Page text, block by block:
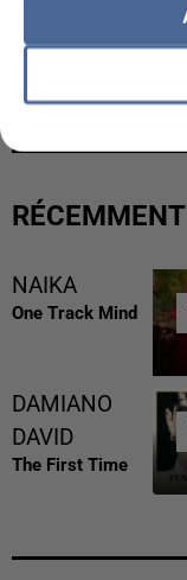
LES DONNÉES
INTERMARCHÉ
NAIKA
One Track Mind
DAMIANO
DAVID
The First Time